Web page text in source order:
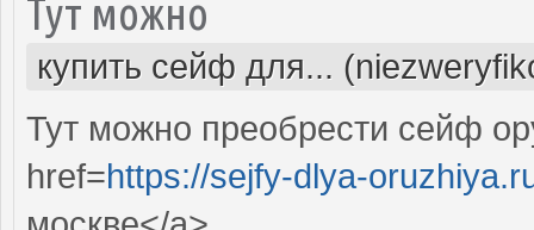
Тут можно
купить сейф для...
Тут можно преобрести сейф
href=https://sejfy-dlya-